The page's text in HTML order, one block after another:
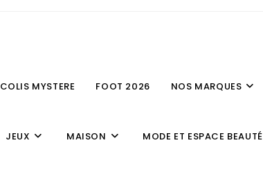
COLIS MYSTERE FOOT 2026 NOS MARQUES
JEUX MAISON MODE ET ESPACE BEAUTÉ